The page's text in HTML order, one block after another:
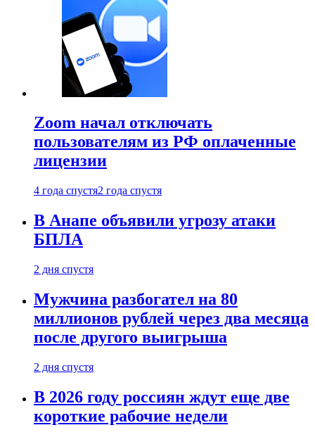
Zoom начал отключать
пользователям из РФ оплаченные
лицензии
4 года спустя2 года спустя
В Анапе объявили угрозу атаки
БПЛА
2 дня спустя
Мужчина разбогател на 80
миллионов рублей через два месяца
после другого выигрыша
2 дня спустя
В 2026 году россиян ждут еще две
короткие рабочие недели